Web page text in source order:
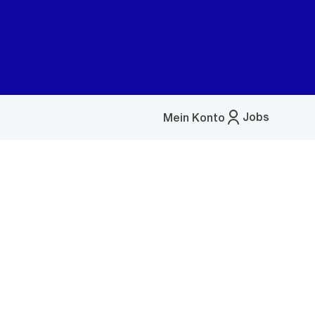
Jobs
Mein Konto
Menü